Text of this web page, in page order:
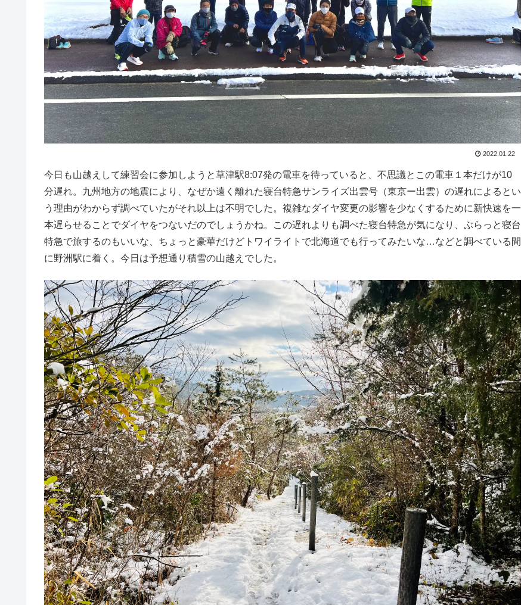
2022.01.22
今日も山越えして練習会に参加しようと草津駅8:07発の電車を待っていると、不思議とこの電車１本だけが10
分遅れ。九州地方の地震により、なぜか遠く離れた寝台特急サンライズ出雲号（東京ー出雲）の遅れによるとい
う理由がわからず調べていたがそれ以上は不明でした。複雑なダイヤ変更の影響を少なくするために新快速を一
本遅らせることでダイヤをつないだのでしょうかね。この遅れよりも調べた寝台特急が気になり、ぶらっと寝台
特急で旅するのもいいな、ちょっと豪華だけどトワイライトで北海道でも行ってみたいな…などと調べている間
に野洲駅に着く。今日は予想通り積雪の山越えでした。